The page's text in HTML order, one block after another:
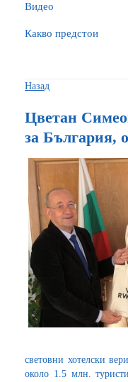
Видео
Какво предстои
Назад
Цветан
за България,
световни хотелски
около 1.5 млн.